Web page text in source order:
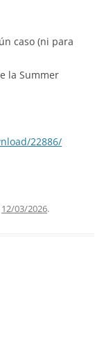
caso (ni para
la Summer
22886/
12/03/2026.